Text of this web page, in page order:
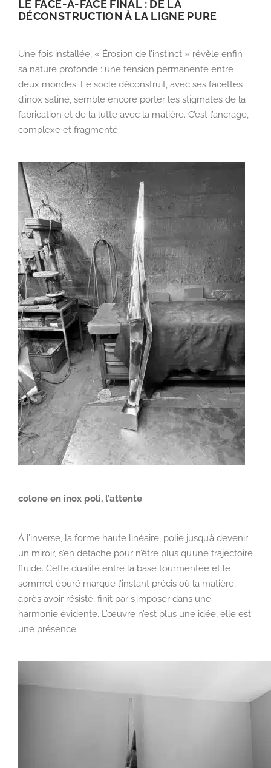
LE FACE-À-FACE FINAL : DE LA
DÉCONSTRUCTION À LA LIGNE PURE
Une fois installée, « Érosion de l’instinct » révèle enfin
sa nature profonde : une tension permanente entre
deux mondes. Le socle déconstruit, avec ses facettes
d’inox satiné, semble encore porter les stigmates de la
fabrication et de la lutte avec la matière. C’est l’ancrage,
complexe et fragmenté.
colone en inox poli, l’attente
À l’inverse, la forme haute linéaire, polie jusqu’à devenir
un miroir, s’en détache pour n’être plus qu’une trajectoire
fluide. Cette dualité entre la base tourmentée et le
sommet épuré marque l’instant précis où la matière,
après avoir résisté, finit par s’imposer dans une
harmonie évidente. L’œuvre n’est plus une idée, elle est
une présence.